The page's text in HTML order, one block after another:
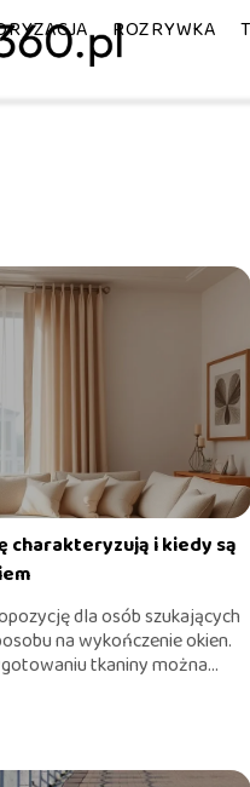
ROZRYWKA
charakteryzują i kiedy są
dla osób szukających
na wykończenie okien.
tkaniny można...